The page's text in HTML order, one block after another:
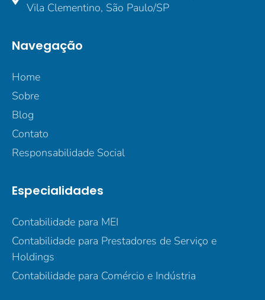
Vila Clementino, São Paulo/SP
Navegação
Home
Sobre
Blog
Contato
Responsabilidade Social
Especialidades
Contabilidade para MEI
Contabilidade para Prestadores de Serviço e
Holdings
Contabilidade para Comércio e Indústria